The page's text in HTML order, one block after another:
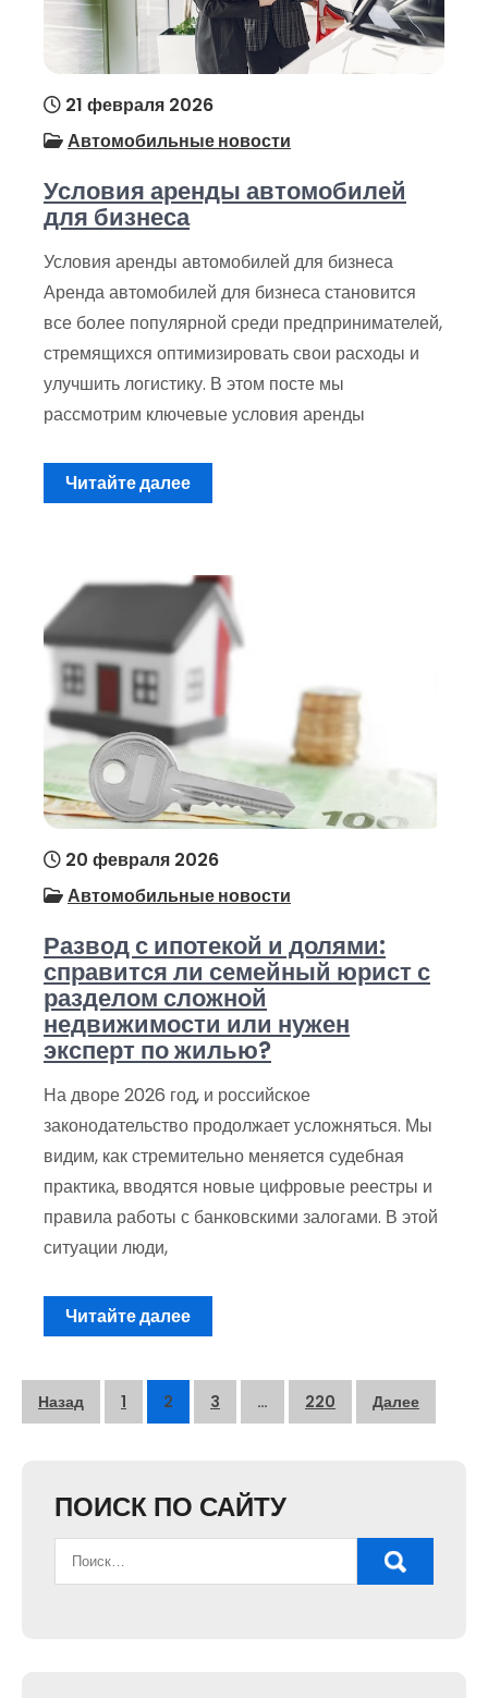
21 февраля 2026
Автомобильные новости
Условия аренды автомобилей
для бизнеса
Условия аренды автомобилей для бизнеса
Аренда автомобилей для бизнеса становится
все более популярной среди предпринимателей,
стремящихся оптимизировать свои расходы и
улучшить логистику. В этом посте мы
рассмотрим ключевые условия аренды
Читайте далее
20 февраля 2026
Автомобильные новости
Развод с ипотекой и долями:
справится ли семейный юрист с
разделом сложной
недвижимости или нужен
эксперт по жилью?
На дворе 2026 год, и российское
законодательство продолжает усложняться. Мы
видим, как стремительно меняется судебная
практика, вводятся новые цифровые реестры и
правила работы с банковскими залогами. В этой
ситуации люди,
Читайте далее
Пагинация
Назад 1 2 3 … 220 Далее
ПОИСК ПО САЙТУ